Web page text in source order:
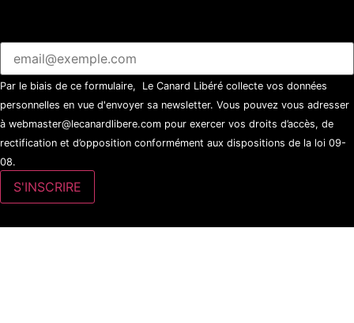
Par le biais de ce formulaire, Le Canard Libéré collecte vos données
personnelles en vue d'envoyer sa newsletter. Vous pouvez vous adresser
à webmaster@lecanardlibere.com pour exercer vos droits d’accès, de
rectification et d’opposition conformément aux dispositions de la loi 09-
08.